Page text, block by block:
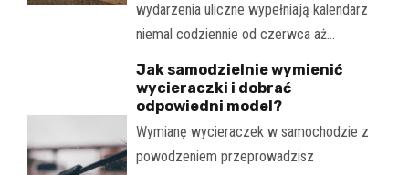
wydarzenia uliczne wypełniają kalendarz
niemal codziennie od czerwca aż…
Jak samodzielnie wymienić
wycieraczki i dobrać
odpowiedni model?
Wymianę wycieraczek w samochodzie z
powodzeniem przeprowadzisz